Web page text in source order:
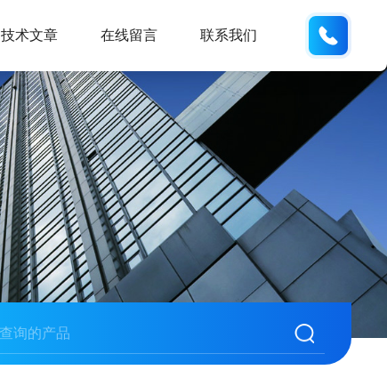
技术文章 在线留言 联系我们